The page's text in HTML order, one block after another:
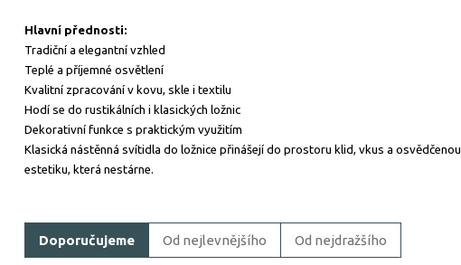
Hlavní přednosti:
Tradiční a elegantní vzhled
Teplé a příjemné osvětlení
Kvalitní zpracování v kovu, skle i textilu
Hodí se do rustikálních i klasických ložnic
Dekorativní funkce s praktickým využitím
Klasická nástěnná svítidla do ložnice přinášejí do prostoru klid, vkus a osvědčenou
estetiku, která nestárne.
Doporučujeme Od nejlevnějšího Od nejdražšího